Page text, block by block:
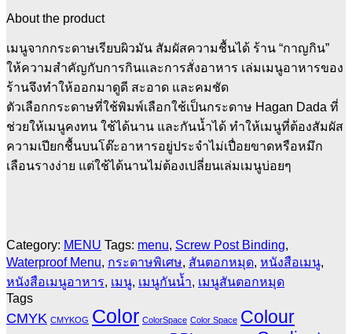
About the product
เมนูจากกระดาษเรียบผิวมัน สัมผัสความชื้นได้ ร้าน “กาญกิน”
ให้ความสำคัญกับการกินและการสั่งอาหาร เล่มเมนูอาหารของ
ร้านจึงทำให้ออกมาดูดี สะอาด และคมชัด
ตัวเลือกกระดาษที่ใช้พิมพ์เลือกใช้เป็นกระดาษ Hagan Dada ที่
ช่วยให้เมนูคงทน ใช้ได้นาน และกันน้ำได้ ทำให้เมนูที่ต้องสัมผัส
ความเปียกชื้นบนโต๊ะอาหารอยู่ประจำไม่เปื่อยขาดหรือหมึก
เลือนรางง่าย แต่ใช้ได้นานไม่ต้องเปลี่ยนเล่มเมนูบ่อยๆ
Category: MENU Tags: menu, Screw Post Binding,
Waterproof Menu, กระดาษพิเศษ, สันตอกหมุด, หนังสือเมนู,
หนังสือเมนูอาหาร, เมนู, เมนูกันน้ำ, เมนูสันตอกหมุด
Tags
CMYK CMYKOG Color ColorSpace Color Space Colour